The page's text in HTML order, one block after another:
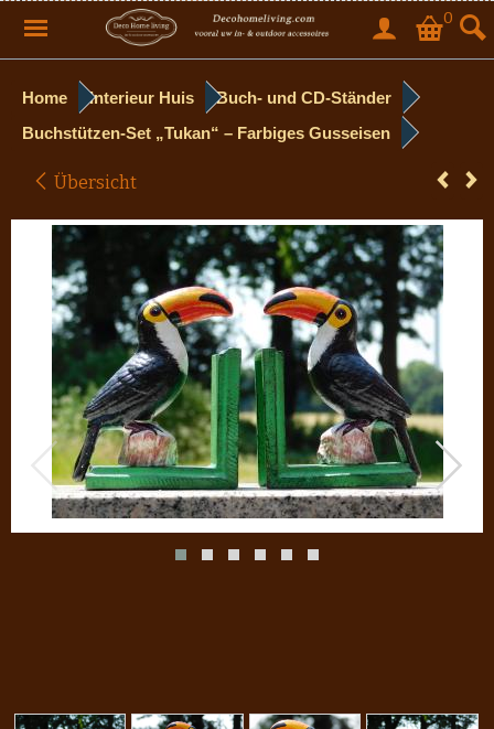
0
Home Interieur Huis
Buch- und CD-Ständer
Buchstützen-Set „Tukan“ – Farbiges Gusseisen
Übersicht